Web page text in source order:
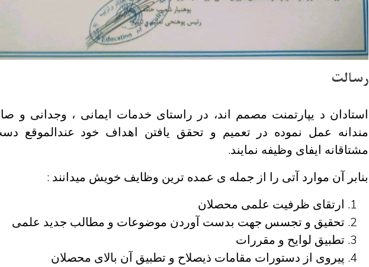
رسالت
استادان د یپارتمنت مصمم اند، در راستای خدمات ایمانی ، وجدانی و
مندانه عمل نموده در تعمیم و تحقق یافتن اهداف خود عندالموقع
مشتاقانه ایفای وظیفه نمایند.
بنابر آن موارد آتی را از جمله ی عمده ترین وظایف خویش میدانند :
ارتقای ظرفیت علمی محصلان
تحقیق و تجسس جهت بدست آوردن موضوعات و مطالب جدید علمی
تطبیق لوایح و مقررات
پیروی از دستورات مقامات ذیصلاح و تطبیق آن بالای محصلان